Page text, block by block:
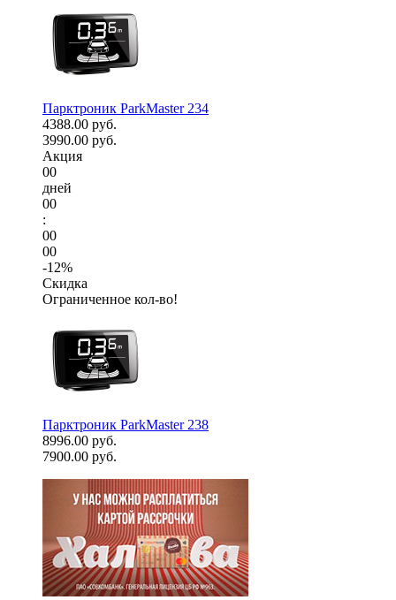
Парктроник ParkMaster 234
4388.00 руб.
3990.00 руб.
Акция
00
дней
00
:
00
00
-12%
Скидка
Ограниченное кол-во!
Парктроник ParkMaster 238
8996.00 руб.
7900.00 руб.